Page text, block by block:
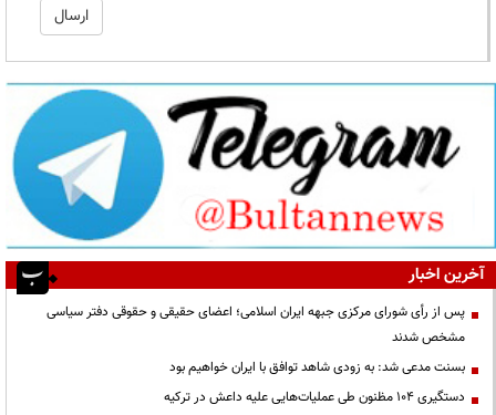
آخرین اخبار
پس از رأی شورای مرکزی جبهه ایران اسلامی؛ اعضای حقیقی و حقوقی دفتر سیاسی
مشخص شدند
بسنت مدعی شد: به زودی شاهد توافق با ایران خواهیم بود
دستگیری ۱۰۴ مظنون طی عملیات‌هایی علیه داعش در ترکیه